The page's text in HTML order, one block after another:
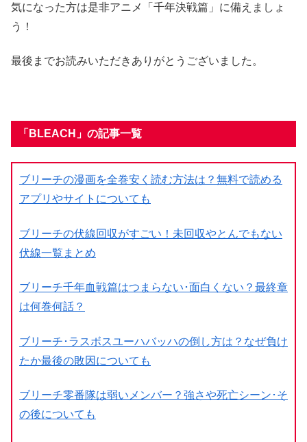
気になった方は是非アニメ「千年決戦篇」に備えましょ
う！
最後までお読みいただきありがとうございました。
「BLEACH」の記事一覧
ブリーチの漫画を全巻安く読む方法は？無料で読める
アプリやサイトについても
ブリーチの伏線回収がすごい！未回収やとんでもない
伏線一覧まとめ
ブリーチ千年血戦篇はつまらない･面白くない？最終章
は何巻何話？
ブリーチ･ラスボスユーハバッハの倒し方は？なぜ負け
たか最後の敗因についても
ブリーチ零番隊は弱いメンバー？強さや死亡シーン･そ
の後についても